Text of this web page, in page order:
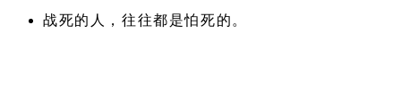
战死的人，往往都是怕死的。